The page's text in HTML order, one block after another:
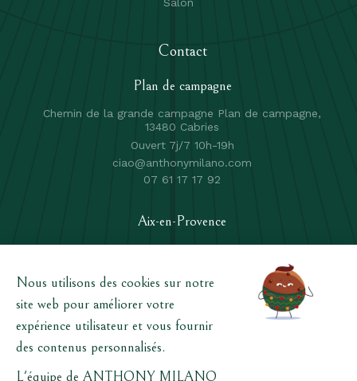
Contact
Plan de campagne
Chemin de la grande campagne Plan de campagne,
13480 Cabries
Ouvert 7j/7 10h-19h
ciao@anthonymilano.com
07 61 17 17 92
Aix-en-Provence
496 av Henri Mauriat, 13100 Aix en Provence
Ouvert du Lundi au Samedi de 10h à 19h non stop
ciaoaix@anthonymilano.com
06 82 28 19 25
Contactez-nous